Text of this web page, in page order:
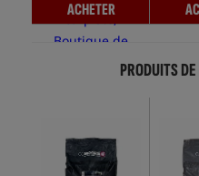
ACHETER
PRODUITS